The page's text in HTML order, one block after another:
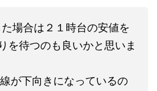
場合は２１時台の安値を
を待つのも良いかと思いま
が下向きになっているの